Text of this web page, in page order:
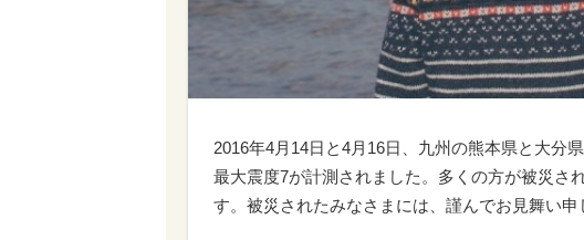
2016年4月14日と4月16日、九州の熊本県と大分
最大震度7が計測されました。多くの方が被災さ
す。被災されたみなさまには、謹んでお見舞い申